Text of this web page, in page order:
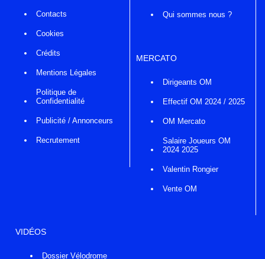
Contacts
Cookies
Crédits
Mentions Légales
Politique de
Confidentialité
Publicité / Annonceurs
Recrutement
Qui sommes nous ?
MERCATO
Dirigeants OM
Effectif OM 2024 / 2025
OM Mercato
Salaire Joueurs OM
2024 2025
Valentin Rongier
Vente OM
VIDÉOS
Dossier Vélodrome